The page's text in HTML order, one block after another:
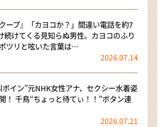
ープ』「カヨコか？」間違い電話を約7
続けてくる見知らぬ男性。カヨコのふり
ツリと呟いた言葉は…
2026.07.14
ボイン”元NHK女性アナ、セクシー水着姿
！ 千鳥“ちょっと待てぃ！！”ボタン連
2026.07.21